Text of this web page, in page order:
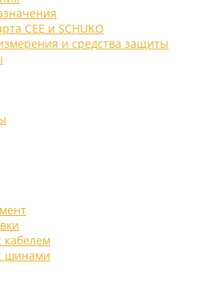
CEE и SCHUKO
и средства защиты
кабелем
шинами